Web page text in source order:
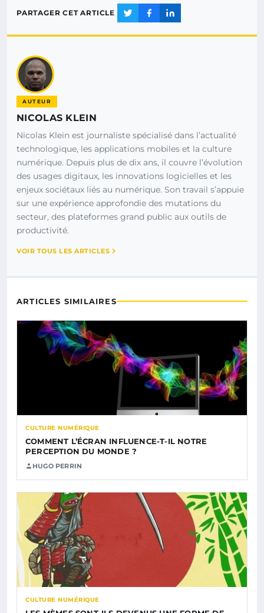
PARTAGER CET ARTICLE
AUTEUR
NICOLAS KLEIN
Nicolas Klein est journaliste spécialisé dans l’actualité
technologique, les applications mobiles et la culture
numérique. Depuis plus de dix ans, il couvre l’évolution
des usages digitaux, les innovations logicielles et les
enjeux sociétaux liés au numérique. Son travail s’appuie
sur une expérience approfondie des mutations du
secteur, des plateformes grand public aux outils de
productivité.
VOIR TOUS LES ARTICLES
ARTICLES SIMILAIRES
CULTURE NUMÉRIQUE
COMMENT L’ÉCRAN INFLUENCE-T-IL NOTRE
PERCEPTION DU MONDE ?
HUGO PERRIN
CULTURE NUMÉRIQUE